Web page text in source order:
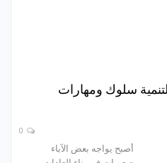
سلوك ومهارات
أصبح يواجه بعض الآباء